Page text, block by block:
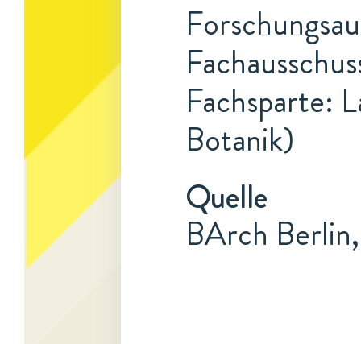
Fachsparte:
Botanik)
Quelle
BArch